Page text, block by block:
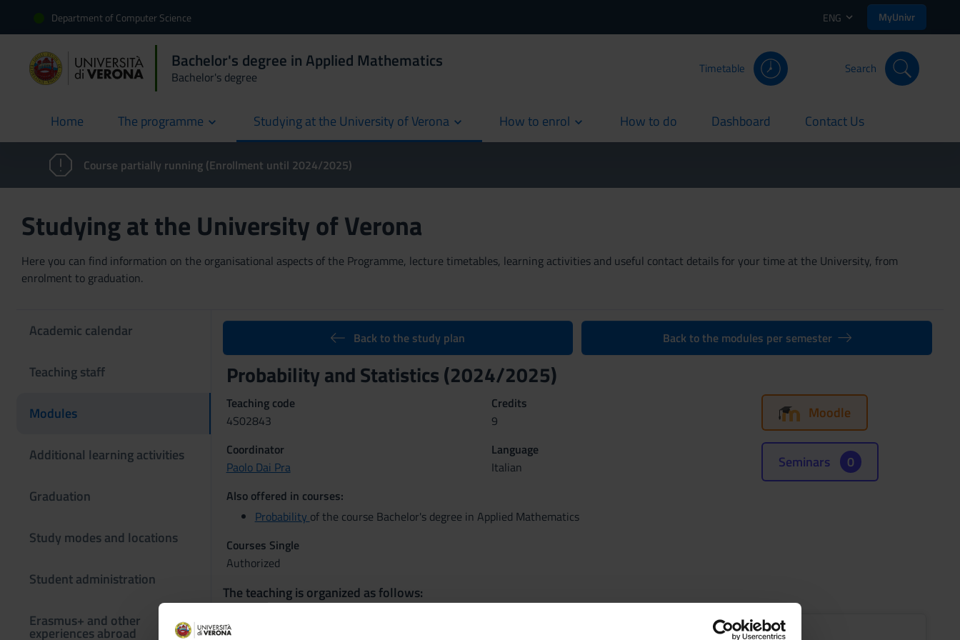
Department of Computer Science ENG MyUnivr
Bachelor's degree in Applied Mathematics
Bachelor's degree
Timetable Search
Home
current The programme Studying at the University of Verona How to enrol How to do
current Dashboard
current Contact Us
current
Course partially running (Enrollment until 2024/2025)
Studying at the University of Verona
Here you can find information on the organisational aspects of the Programme, lecture timetables, learning activities and useful contact details for your time at the University, from
enrolment to graduation.
Academic calendar
Teaching staff
Modules
Additional learning activities
Graduation
Study modes and locations
Student administration
Erasmus+ and other
experiences abroad
Back to the study plan Back to the modules per semester
Probability and Statistics (2024/2025)
Teaching code
4S02843
Credits
9
Coordinator
Paolo Dai Pra
Language
Italian
Also offered in courses:
Probability of the course Bachelor's degree in Applied Mathematics
Courses Single
Authorized
Moodle
Seminars 0
The teaching is organized as follows: